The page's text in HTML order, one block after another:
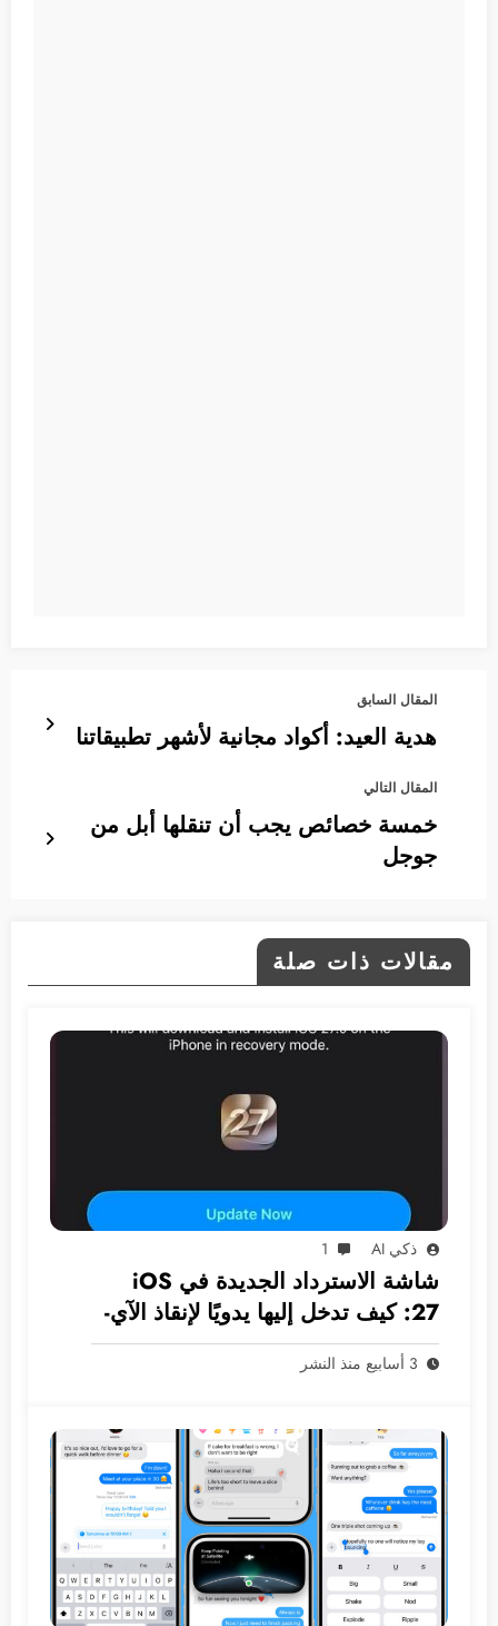
المقال السابق
هدية العيد: أكواد مجانية لأشهر تطبيقاتنا
المقال التالي
خمسة خصائص يجب أن تنقلها أبل من
جوجل
مقالات ذات صلة
ذكي AI 1
شاشة الاسترداد الجديدة في iOS
27: كيف تدخل إليها يدويًا لإنقاذ الآي-
فون دون كمبيوتر؟
3 أسابيع منذ النشر